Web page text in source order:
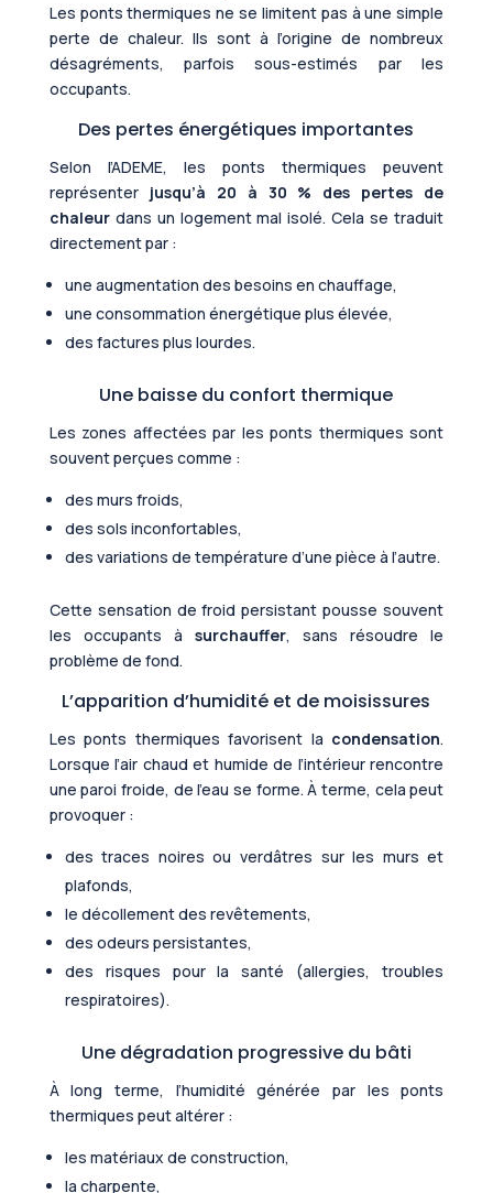
Les ponts thermiques ne se limitent pas à une simple
perte de chaleur. Ils sont à l’origine de nombreux
désagréments, parfois sous-estimés par les
occupants.
Des pertes énergétiques importantes
Selon l’ADEME, les ponts thermiques peuvent
représenter jusqu’à 20 à 30 % des pertes de
chaleurdans un logement mal isolé. Cela se traduit
directement par :
une augmentation des besoins en chauffage,
une consommation énergétique plus élevée,
des factures plus lourdes.
Une baisse du confort thermique
Les zones affectées par les ponts thermiques sont
souvent perçues comme :
des murs froids,
des sols inconfortables,
des variations de température d’une pièce à l’autre.
Cette sensation de froid persistant pousse souvent
les occupants à surchauffer, sans résoudre le
problème de fond.
L’apparition d’humidité et de moisissures
Les ponts thermiques favorisent la condensation.
Lorsque l’air chaud et humide de l’intérieur rencontre
une paroi froide, de l’eau se forme. À terme, cela peut
provoquer :
des traces noires ou verdâtres sur les murs et
plafonds,
le décollement des revêtements,
des odeurs persistantes,
des risques pour la santé (allergies, troubles
respiratoires).
Une dégradation progressive du bâti
À long terme, l’humidité générée par les ponts
thermiques peut altérer :
les matériaux de construction,
la charpente,